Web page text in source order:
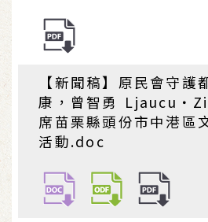
【新聞稿】原民會守護
康，曾智勇
席苗栗縣頭份市中港區
活動.doc